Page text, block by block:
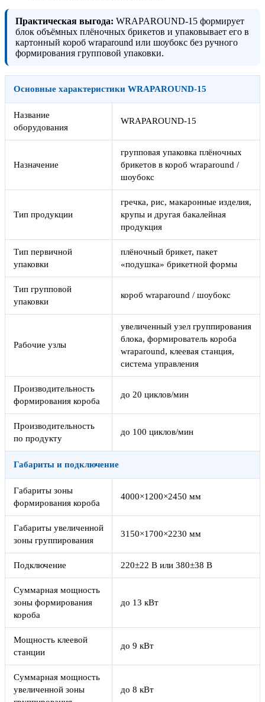
Практическая выгода: WRAPAROUND-15 формирует
блок объёмных плёночных брикетов и упаковывает его в
картонный короб wraparound или шоубокс без ручного
формирования групповой упаковки.
Основные характеристики WRAPAROUND-15
Название
оборудования
WRAPAROUND-15
Назначение
групповая упаковка плёночных
брикетов в короб wraparound /
шоубокс
Тип продукции
гречка, рис, макаронные изделия,
крупы и другая бакалейная
продукция
Тип первичной
упаковки
плёночный брикет, пакет
«подушка» брикетной формы
Тип групповой
упаковки
короб wraparound / шоубокс
Рабочие узлы
увеличенный узел группирования
блока, формирователь короба
wraparound, клеевая станция,
система управления
Производительность
формирования короба
до 20 циклов/мин
Производительность
по продукту
до 100 циклов/мин
Габариты и подключение
Габариты зоны
формирования короба
4000×1200×2450 мм
Габариты увеличенной
зоны группирования
3150×1700×2230 мм
Подключение 220±22 В или 380±38 В
Суммарная мощность
зоны формирования
короба
до 13 кВт
Мощность клеевой
станции
до 9 кВт
Суммарная мощность
увеличенной зоны
до 8 кВт